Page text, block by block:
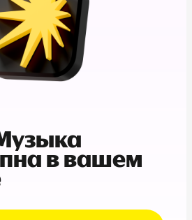
в вашем